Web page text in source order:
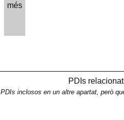
més
PDIs
PDIs inclosos en un altre apartat, però